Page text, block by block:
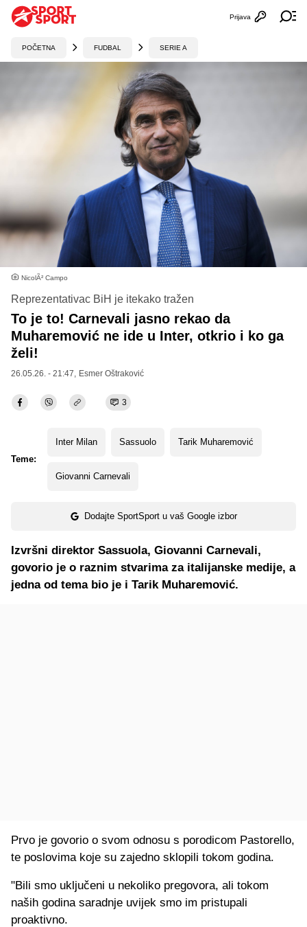
Otvori
Prijava
POČETNA FUDBAL SERIE A
NicolÃ² Campo
Reprezentativac BiH je itekako tražen
To je to! Carnevali jasno rekao da
Muharemović ne ide u Inter, otkrio i ko ga
želi!
26.05.26. - 21:47, Esmer Oštraković
3
Teme:
Inter Milan Sassuolo Tarik Muharemović
Giovanni Carnevali
Dodajte SportSport u vaš Google izbor
Izvršni direktor Sassuola, Giovanni Carnevali,
govorio je o raznim stvarima za italijanske medije, a
jedna od tema bio je i Tarik Muharemović.
Prvo je govorio o svom odnosu s porodicom Pastorello,
te poslovima koje su zajedno sklopili tokom godina.
"Bili smo uključeni u nekoliko pregovora, ali tokom
naših godina saradnje uvijek smo im pristupali
proaktivno.